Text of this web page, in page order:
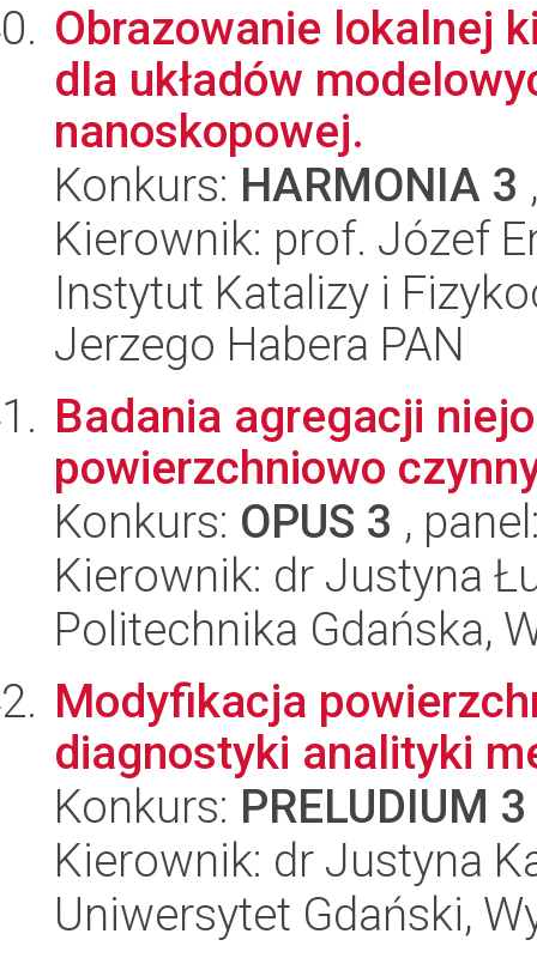
Obrazowanie lokalnej
dla układów
nanoskopowej.
Konkurs: HARMONIA 3
Kierownik: prof. Józef
Instytut Katalizy i
Jerzego Habera PAN
Badania agregacji
powierzchniowo
Konkurs: OPUS 3 ,
Kierownik: dr Justyna
Politechnika Gdańska,
Modyfikacja
diagnostyki analityki
Konkurs: PRELUDIUM 3
Kierownik: dr Justyna
Uniwersytet Gdański,